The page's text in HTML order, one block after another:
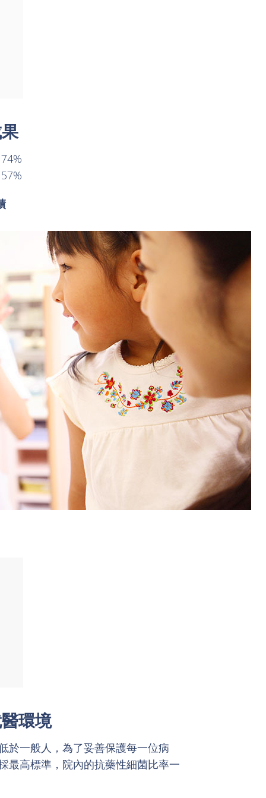
環境
於一般人，為了妥善保護每一位病
最高標準，院內的抗藥性細菌比率一